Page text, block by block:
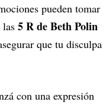
pueden tomar
5 R de Beth Polin
que tu disculpa
con una expresión